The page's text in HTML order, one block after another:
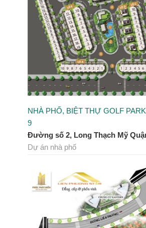
NHÀ PHỐ, BIỆT THỰ GOLF
9
Đường số 2, Long Thạch Mỹ
Dự án nhà phố